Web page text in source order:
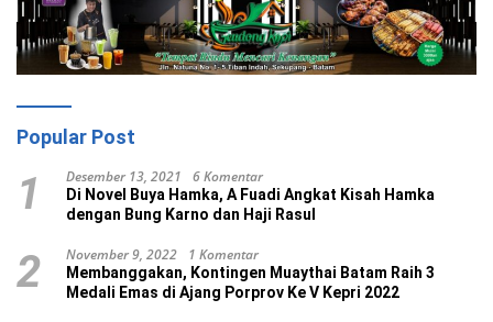
Popular Post
1 Desember 13, 2021 6 Komentar
Di Novel Buya Hamka, A Fuadi Angkat Kisah Hamka
dengan Bung Karno dan Haji Rasul
2 November 9, 2022 1 Komentar
Membanggakan, Kontingen Muaythai Batam Raih 3
Medali Emas di Ajang Porprov Ke V Kepri 2022